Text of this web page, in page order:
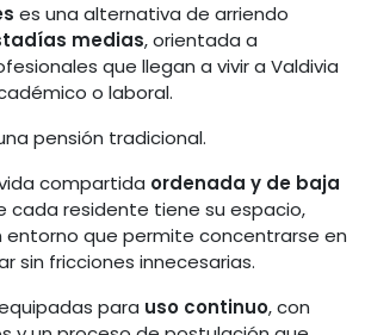
es una alternativa de arriendo
medias, orientada a
que llegan a vivir a Valdivia
o laboral.
pensión tradicional.
compartida ordenada y de baja
cada residente tiene su espacio,
entorno que permite concentrarse en
sin fricciones innecesarias.
para uso continuo, con